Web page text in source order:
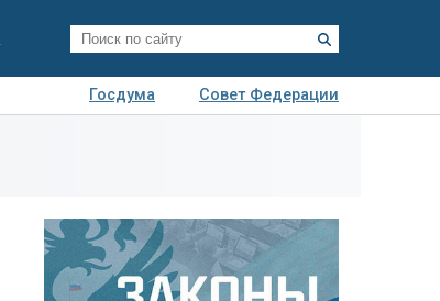
Госдума
Совет Федерации